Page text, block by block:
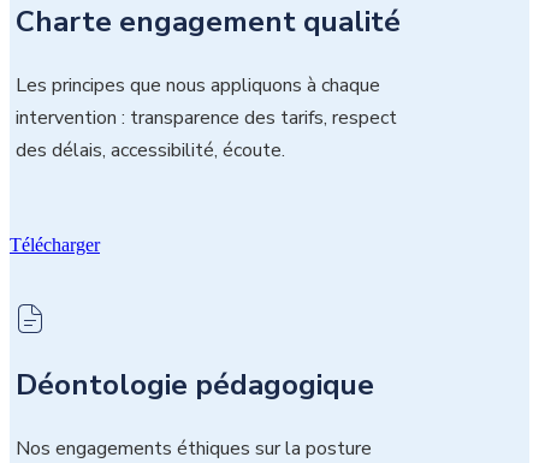
Charte engagement qualité
Les principes que nous appliquons à chaque
intervention : transparence des tarifs, respect
des délais, accessibilité, écoute.
Télécharger
Déontologie pédagogique
Nos engagements éthiques sur la posture